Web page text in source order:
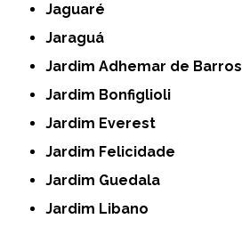
Jaguaré
Jaraguá
Jardim Adhemar de Barros
Jardim Bonfiglioli
Jardim Everest
Jardim Felicidade
Jardim Guedala
Jardim Libano